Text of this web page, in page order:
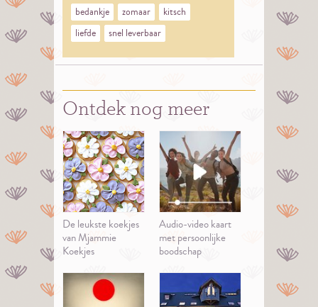
bedankje zomaar
kitsch
liefde
snel leverbaar
Ontdek nog meer
De leukste koekjes
van Mjammie
Koekjes
Audio-video kaart
met persoonlijke
boodschap